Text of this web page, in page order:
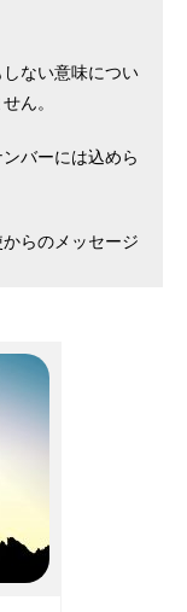
ない意味につい
ん。
バーには込めら
らのメッセージ